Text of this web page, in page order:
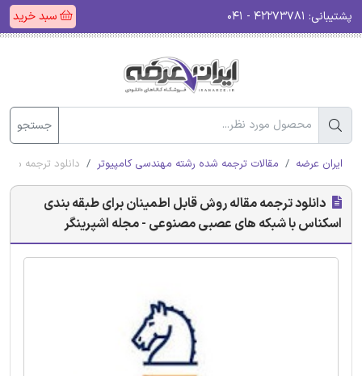
پشتیبانی: سبد خرید
جستجو
ایران عرضه مقالات ترجمه شده رشته مهندسی کامپیوتر دانلود ترجمه
دانلود ترجمه مقاله روش قابل اطمینان برای طبقه بندی
اسکناس با شبکه های عصبی مصنوعی - مجله اشپرینگر